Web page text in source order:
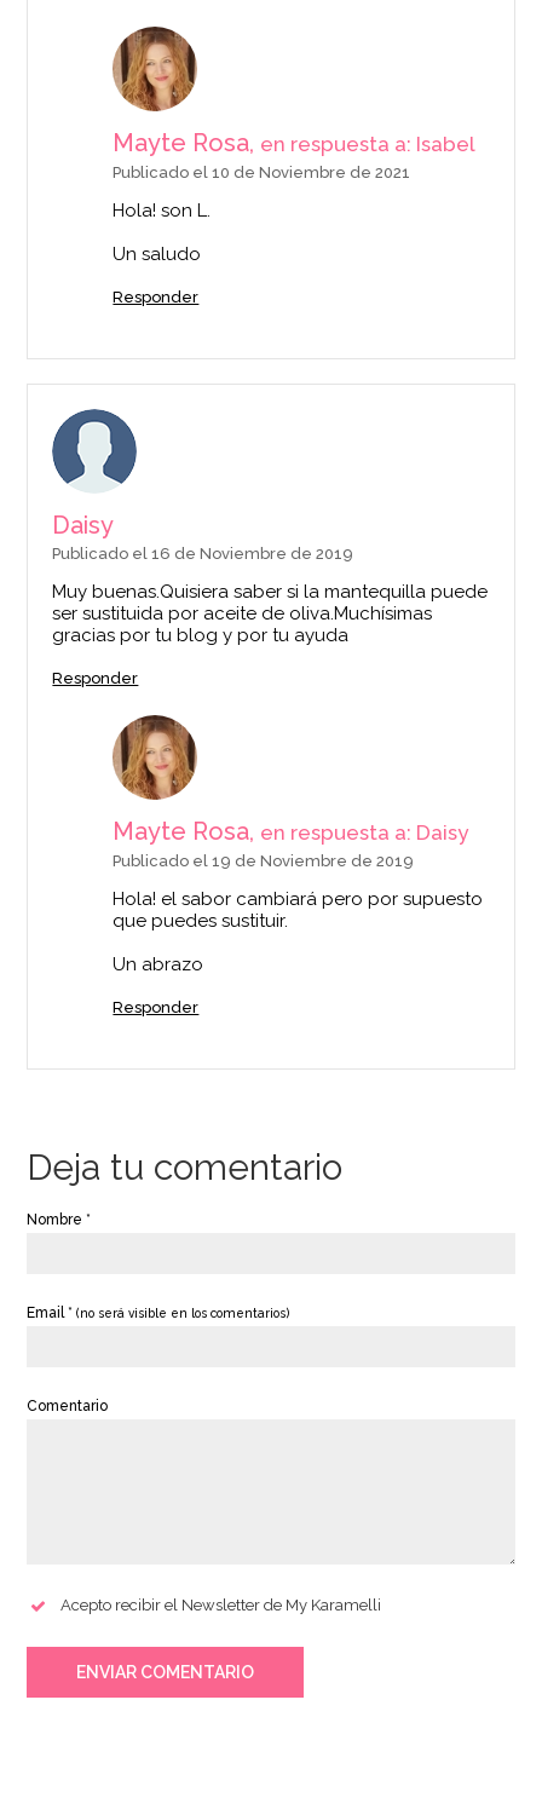
Mayte Rosa, en respuesta a: Isabel
Publicado el 10 de Noviembre de 2021
Hola! son L.
Un saludo
Responder
Daisy
Publicado el 16 de Noviembre de 2019
Muy buenas.Quisiera saber si la mantequilla puede
ser sustituida por aceite de oliva.Muchísimas
gracias por tu blog y por tu ayuda
Responder
Mayte Rosa, en respuesta a: Daisy
Publicado el 19 de Noviembre de 2019
Hola! el sabor cambiará pero por supuesto
que puedes sustituir.
Un abrazo
Responder
Deja tu comentario
Nombre *
Email *(no será visible en los comentarios)
Comentario
Acepto recibir el Newsletter de My Karamelli
ENVIAR COMENTARIO